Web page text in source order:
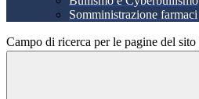
Somministrazione farmaci
Campo di ricerca per le pagine del sito